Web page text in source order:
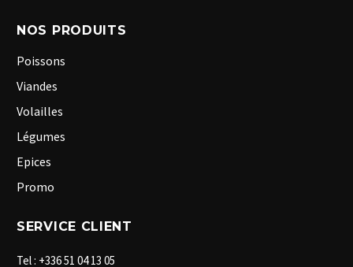
NOS PRODUITS
Poissons
Viandes
Volailles
Légumes
Epices
Promo
SERVICE CLIENT
Tel : +336 51 04 13 05